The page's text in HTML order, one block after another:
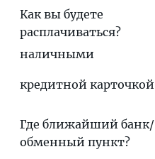
Как вы будете
расплачиваться?
наличными
кредитной карточкой
Где ближайший банк/
обменный пункт?